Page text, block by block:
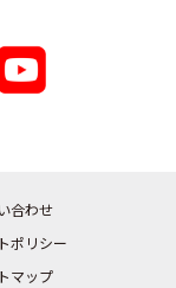
合わせ
ポリシー
マップ